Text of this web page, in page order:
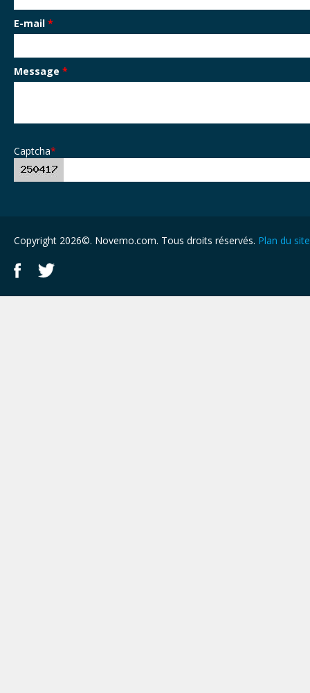
E-mail *
Message *
Captcha*
Copyright 2026©. Novemo.com. Tous droits réservés. Plan du site